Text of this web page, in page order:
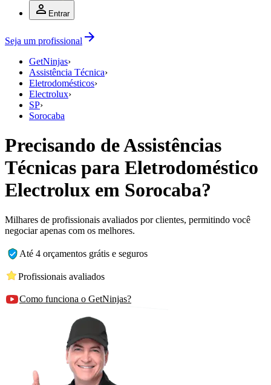
Entrar
Seja um profissional
GetNinjas›
Assistência Técnica›
Eletrodomésticos›
Electrolux›
SP›
Sorocaba
Precisando de Assistências
Técnicas para Eletrodoméstico
Electrolux em Sorocaba?
Milhares de profissionais avaliados por clientes, permitindo você
negociar apenas com os melhores.
Até 4 orçamentos grátis e seguros
Profissionais avaliados
Como funciona o GetNinjas?